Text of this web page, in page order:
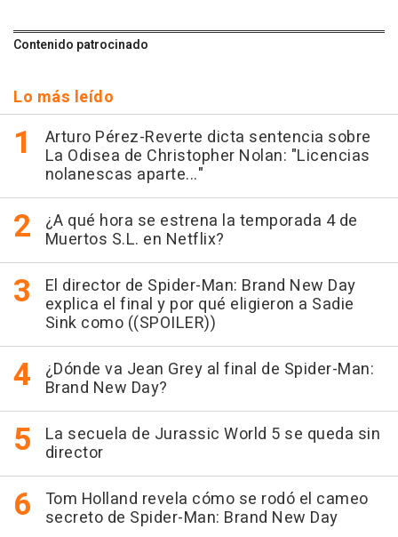
Contenido patrocinado
Lo más leído
Arturo Pérez-Reverte dicta sentencia sobre
La Odisea de Christopher Nolan: "Licencias
nolanescas aparte..."
¿A qué hora se estrena la temporada 4 de
Muertos S.L. en Netflix?
El director de Spider-Man: Brand New Day
explica el final y por qué eligieron a Sadie
Sink como ((SPOILER))
¿Dónde va Jean Grey al final de Spider-Man:
Brand New Day?
La secuela de Jurassic World 5 se queda sin
director
Tom Holland revela cómo se rodó el cameo
secreto de Spider-Man: Brand New Day